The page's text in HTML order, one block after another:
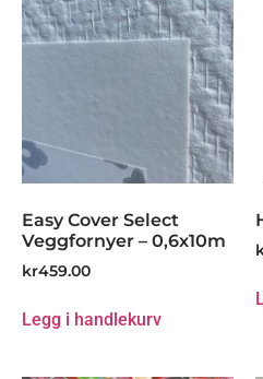
Easy Cover Select
Veggfornyer – 0,6x10m
kr459.00
Legg i handlekurv